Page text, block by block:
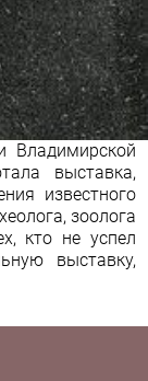
Владимирской
выставка,
известного
зоолога
кто не успел
выставку,